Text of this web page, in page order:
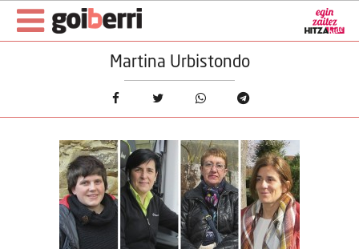
Martina Urbistondo